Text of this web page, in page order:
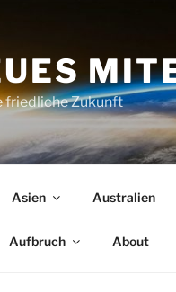
friedliche Zukunft
Asien Australien
Aufbruch About